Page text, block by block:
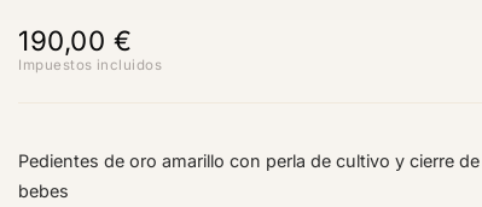
190,00 €
Impuestos incluidos
Pedientes de oro amarillo con perla de cultivo y cierre
bebes